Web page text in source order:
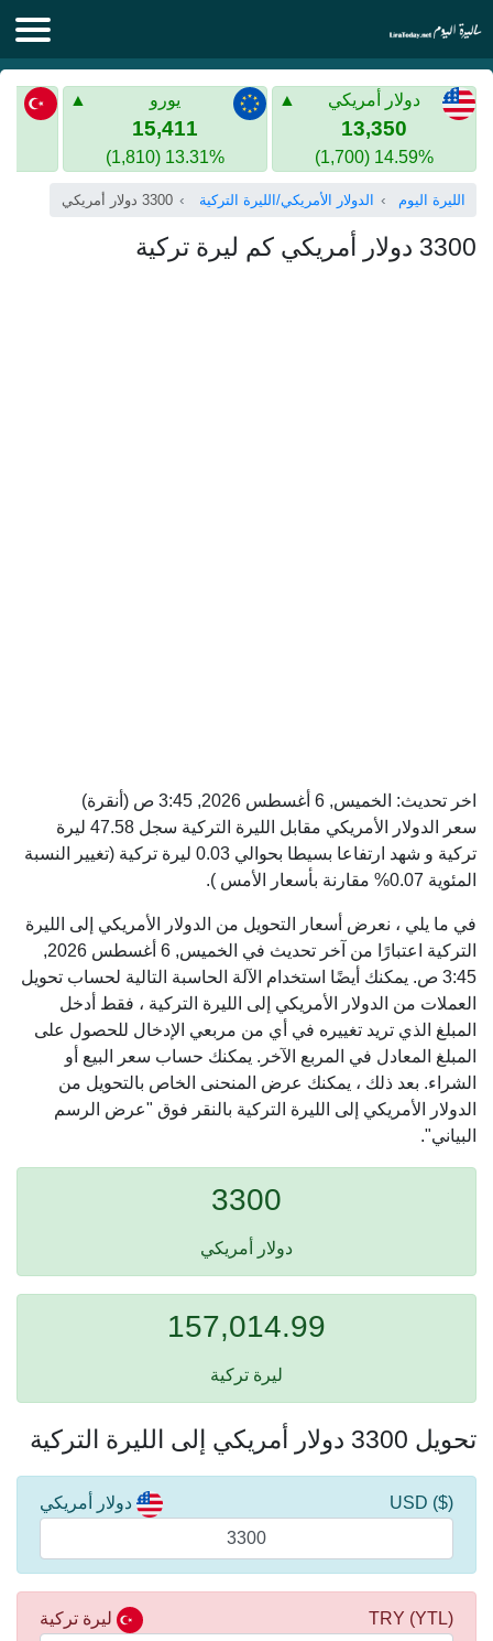
الليرة اليوم
الليرة السورية
الذهب في سوريا
الليرة التركية
الليرة التركية
الذهب في تركيا
اليورو الى الليرة التركية
دولار أمريكي
13,350
14.59% (1,700)
يورو
15,411
13.31% (1,810)
الليرة اليوم الدولار الأمريكي/الليرة التركية 3300 دولار أمريكي
3300 دولار أمريكي كم ليرة تركية
اخر تحديث: الخميس, 6 أغسطس 2026, 3:45 ص
(أنقرة)
سعر الدولار الأمريكي مقابل الليرة التركية سجل 47.58 ليرة
تركية و شهد ارتفاعا بسيطا بحوالي 0.03 ليرة تركية (تغيير النسبة
المئوية 0.07% مقارنة بأسعار الأمس ).
في ما يلي ، نعرض أسعار التحويل من الدولار الأمريكي إلى الليرة
التركية اعتبارًا من آخر تحديث في الخميس, 6 أغسطس 2026,
3:45 ص. يمكنك أيضًا استخدام الآلة الحاسبة التالية لحساب تحويل
العملات من الدولار الأمريكي إلى الليرة التركية ، فقط أدخل
المبلغ الذي تريد تغييره في أي من مربعي الإدخال للحصول على
المبلغ المعادل في المربع الآخر. يمكنك حساب سعر البيع أو
الشراء. بعد ذلك ، يمكنك عرض المنحنى الخاص بالتحويل من
الدولار الأمريكي إلى الليرة التركية بالنقر فوق "عرض الرسم
البياني".
3300
دولار أمريكي
157,014.99
ليرة تركية
تحويل 3300 دولار أمريكي إلى الليرة التركية
دولار أمريكي ($) USD
ليرة تركية (YTL) TRY